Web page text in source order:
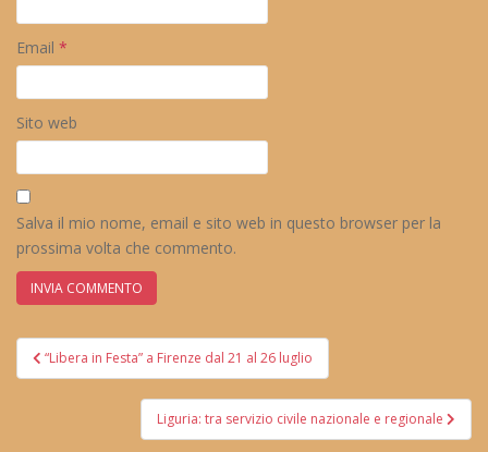
Email *
Sito web
Salva il mio nome, email e sito web in questo browser per la
prossima volta che commento.
Navigazione
articoli
“Libera in Festa” a Firenze dal 21 al 26 luglio
Liguria: tra servizio civile nazionale e regionale